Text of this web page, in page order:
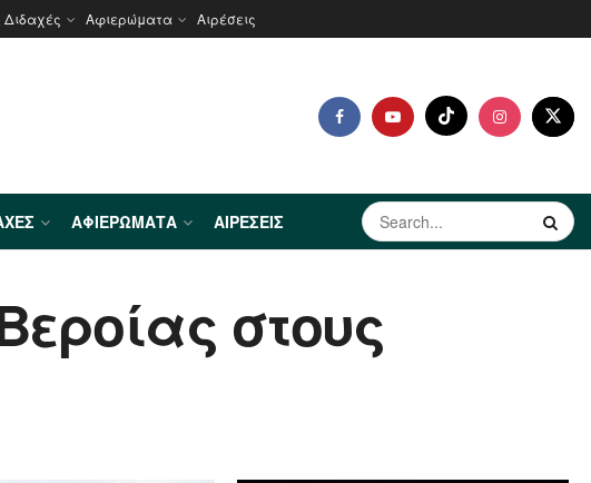
Διδαχές Αφιερώματα Αιρέσεις
ΑΦΙΕΡΏΜΑΤΑ ΑΙΡΈΣΕΙΣ
στους